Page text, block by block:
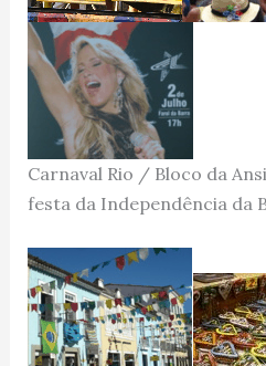
Carnaval Rio / Bloco da
festa da Independência da